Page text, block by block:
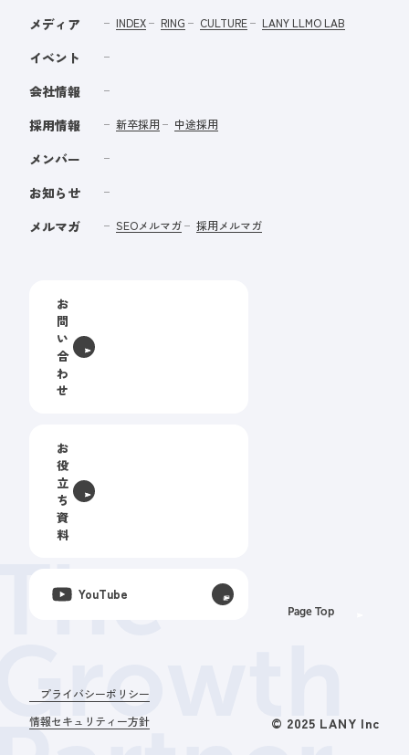
プライバシーポリシー
情報セキュリティー方針
© 2025 LANY Inc
メディア
INDEX RING CULTURE LANY LLMO LAB
イベント
会社情報
採用情報
新卒採用 中途採用
メンバー
お知らせ
メルマガ
SEOメルマガ 採用メルマガ
お
問
い
合
わ
せ
お
役
立
ち
資
料
YouTube
Page Top